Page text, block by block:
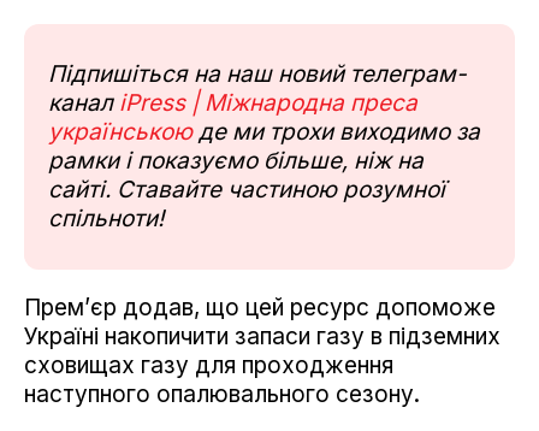
Підпишіться на наш новий телеграм-
канал iPress | Міжнародна преса
українськоюде ми трохи виходимо за
рамки і показуємо більше, ніж на
сайті. Ставайте частиною розумної
спільноти!
Прем’єр додав, що цей ресурс допоможе
Україні накопичити запаси газу в підземних
сховищах газу для проходження
наступного опалювального сезону.